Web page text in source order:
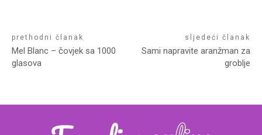
prethodni članak
Mel Blanc – čovjek sa 1000
glasova
sljedeći članak
Sami napravite aranžman za
groblje